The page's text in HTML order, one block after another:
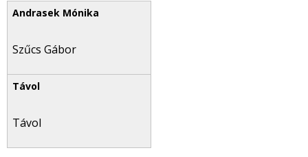
Szűcs Gábor
Távol